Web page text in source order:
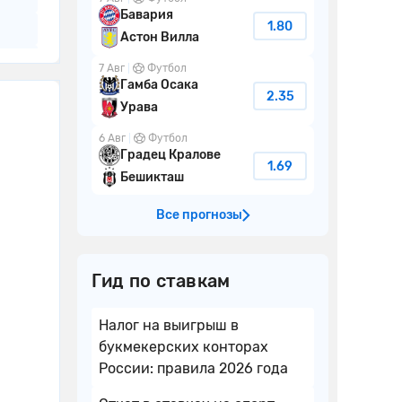
Бавария
Астон Вилла
1.80
7 Авг Футбол
Гамба Осака
Урава
2.35
6 Авг Футбол
Градец Кралове
Бешикташ
1.69
Все прогнозы
Гид по ставкам
Налог на выигрыш в
букмекерских конторах
России: правила 2026 года